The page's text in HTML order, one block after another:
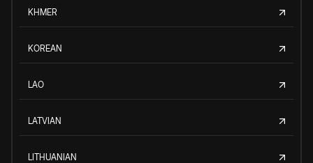
KHMER
KOREAN
LAO
LATVIAN
LITHUANIAN